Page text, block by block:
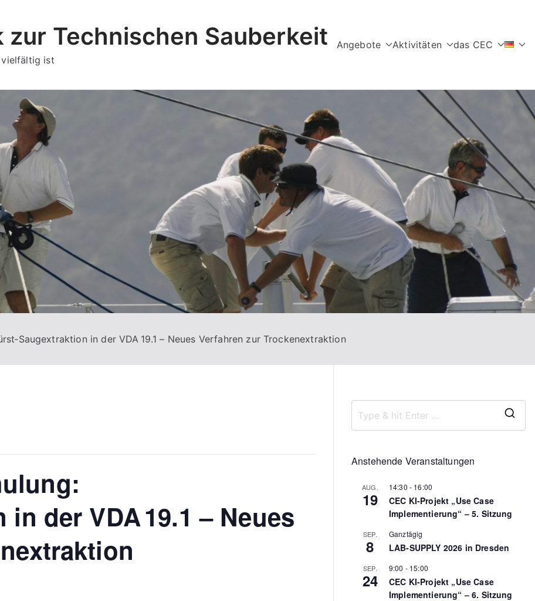
zur Technischen Sauberkeit
vielfältig ist
Angebote Aktivitäten das CEC
in der VDA 19.1 – Neues Verfahren zur Trockenextraktion
der VDA 19.1 – Neues
Anstehende Veranstaltungen
AUG.
19
14:30 - 16:00
CEC KI-Projekt „Use Case
Implementierung“ – 5. Sitzung
SEP.
8
Ganztägig
LAB-SUPPLY 2026 in Dresden
SEP.
24
9:00 - 15:00
CEC KI-Projekt „Use Case
Implementierung“ – 6. Sitzung